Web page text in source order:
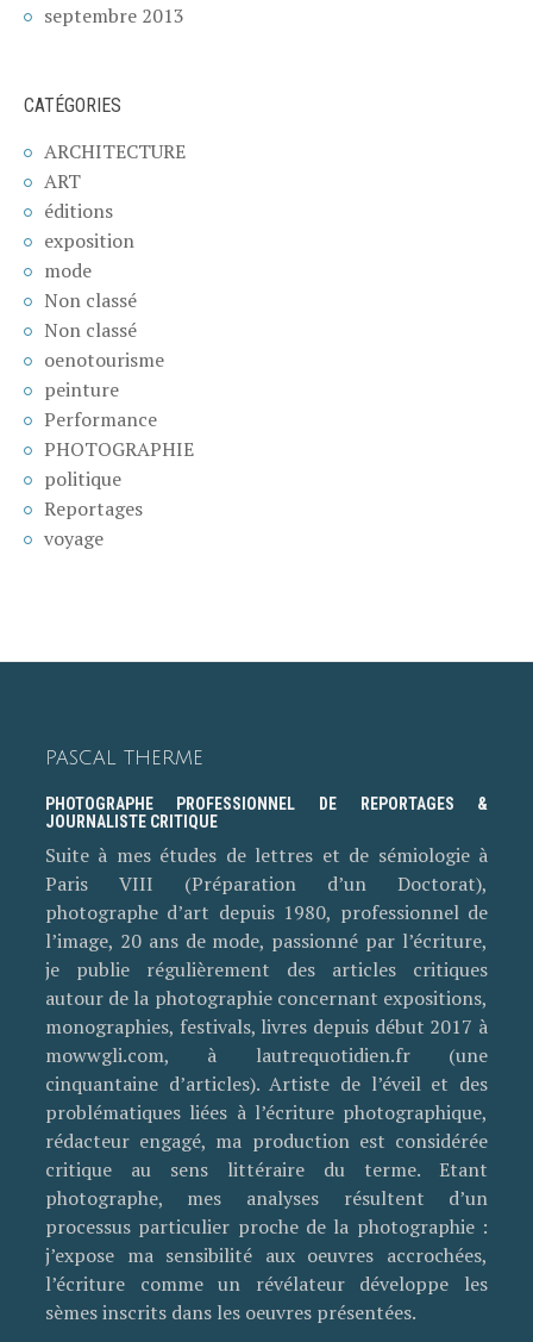
septembre 2013
CATÉGORIES
ARCHITECTURE
ART
éditions
exposition
mode
Non classé
Non classé
oenotourisme
peinture
Performance
PHOTOGRAPHIE
politique
Reportages
voyage
PASCAL THERME
PHOTOGRAPHE PROFESSIONNEL DE REPORTAGES &
JOURNALISTE CRITIQUE
Suite à mes études de lettres et de sémiologie à
Paris VIII (Préparation d’un Doctorat),
photographe d’art depuis 1980, professionnel de
l’image, 20 ans de mode, passionné par l’écriture,
je publie régulièrement des articles critiques
autour de la photographie concernant expositions,
monographies, festivals, livres depuis début 2017 à
mowwgli.com, à lautrequotidien.fr (une
cinquantaine d’articles). Artiste de l’éveil et des
problématiques liées à l’écriture photographique,
rédacteur engagé, ma production est considérée
critique au sens littéraire du terme. Etant
photographe, mes analyses résultent d’un
processus particulier proche de la photographie :
j’expose ma sensibilité aux oeuvres accrochées,
l’écriture comme un révélateur développe les
sèmes inscrits dans les oeuvres présentées.